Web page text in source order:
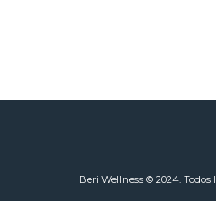
Beri Wellness © 2024. Todos